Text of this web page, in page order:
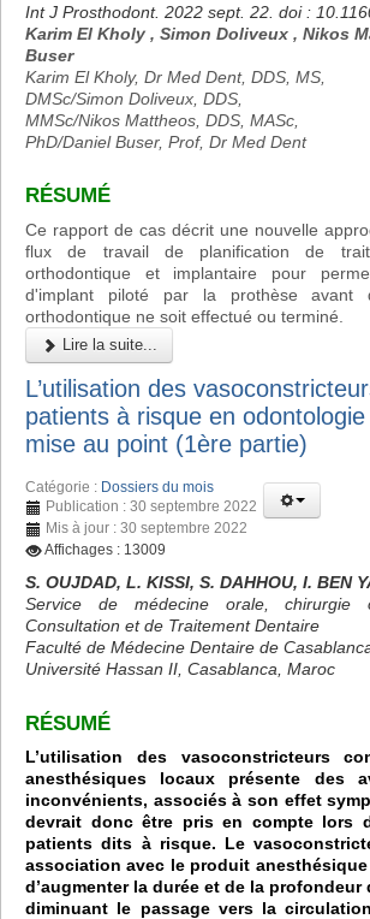
Int J Prosthodont. 2022 sept. 22. doi :
Karim El Kholy , Simon Doliveux , Nikos
Buser
Karim El Kholy, Dr Med Dent, DDS, MS,
DMSc/Simon Doliveux, DDS,
MMSc/Nikos Mattheos, DDS, MASc,
PhD/Daniel Buser, Prof, Dr Med Dent
RÉSUMÉ
Ce rapport de cas décrit une nouvelle
flux de travail de planification de
orthodontique et implantaire pour
d'implant piloté par la prothèse avant
orthodontique ne soit effectué ou terminé.
Lire la suite...
L’utilisation des
patients à risque en
mise au point (1ère partie)
Catégorie : Dossiers du mois
Publication : 30 septembre 2022
Mis à jour : 30 septembre 2022
Affichages : 13009
S. OUJDAD, L. KISSI, S. DAHHOU, I. BEN
Service de médecine orale, chirurgie
Consultation et de Traitement Dentaire
Faculté de Médecine Dentaire de
Université Hassan II, Casablanca, Maroc
RÉSUMÉ
L’utilisation des vasoconstricteurs
anesthésiques locaux présente des
inconvénients, associés à son effet
devrait donc être pris en compte lors
patients dits à risque. Le
association avec le produit
d’augmenter la durée et de la profondeur
diminuant le passage vers la